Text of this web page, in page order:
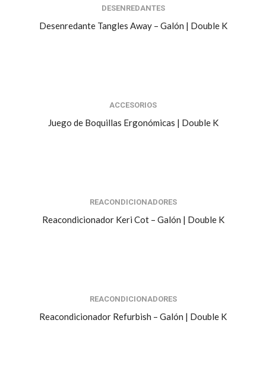
DESENREDANTES
Desenredante Tangles Away – Galón | Double K
ACCESORIOS
Juego de Boquillas Ergonómicas | Double K
REACONDICIONADORES
Reacondicionador Keri Cot – Galón | Double K
REACONDICIONADORES
Reacondicionador Refurbish – Galón | Double K